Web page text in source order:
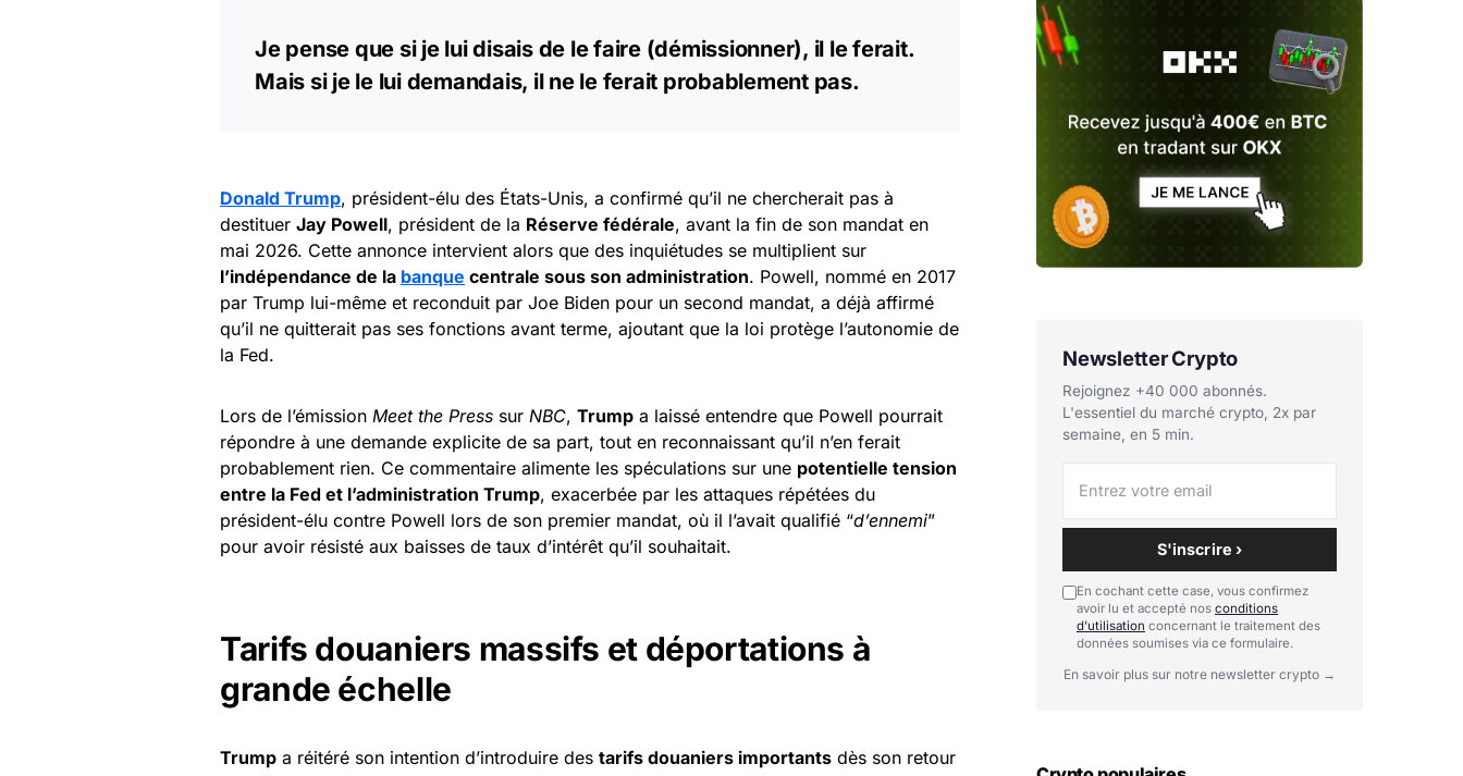
Je pense que si je lui disais de le faire (démissionner), il le ferait.
Mais si je le lui demandais, il ne le ferait probablement pas.
Donald Trump, président-élu des États-Unis, a confirmé qu’il ne chercherait pas à
destituer Jay Powell, président de la Réserve fédérale, avant la fin de son mandat en
mai 2026. Cette annonce intervient alors que des inquiétudes se multiplient sur
l’indépendance de la banque centrale sous son administration. Powell, nommé en 2017
par Trump lui-même et reconduit par Joe Biden pour un second mandat, a déjà affirmé
qu’il ne quitterait pas ses fonctions avant terme, ajoutant que la loi protège l’autonomie de
la Fed.
Lors de l’émission Meet the Press sur NBC, Trump a laissé entendre que Powell pourrait
répondre à une demande explicite de sa part, tout en reconnaissant qu’il n’en ferait
probablement rien. Ce commentaire alimente les spéculations sur une potentielle tension
entre la Fed et l’administration Trump, exacerbée par les attaques répétées du
président-élu contre Powell lors de son premier mandat, où il l’avait qualifié “d’ennemi”
pour avoir résisté aux baisses de taux d’intérêt qu’il souhaitait.
Tarifs douaniers massifs et déportations à
grande échelle
Trump a réitéré son intention d’introduire des tarifs douaniers importants dès son retour
Newsletter Crypto
Rejoignez +40 000 abonnés.
L'essentiel du marché crypto, 2x par
semaine, en 5 min.
S'inscrire ›
En cochant cette case, vous confirmez
avoir lu et accepté nos conditions
d'utilisation concernant le traitement des
données soumises via ce formulaire.
En savoir plus sur notre newsletter crypto →